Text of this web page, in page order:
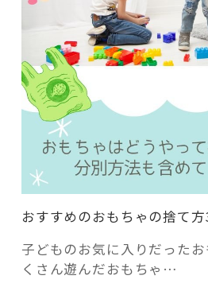
おすすめのおもちゃの捨て方
子どものお気に入りだった
くさん遊んだおもちゃ…